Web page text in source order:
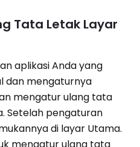
Tata Letak Layar
aplikasi Anda yang
dan mengaturnya
mengatur ulang tata
Setelah pengaturan
di layar Utama.
mengatur ulang tata